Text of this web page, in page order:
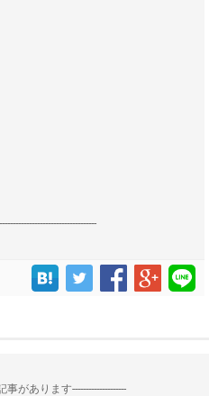
事があります--------------------